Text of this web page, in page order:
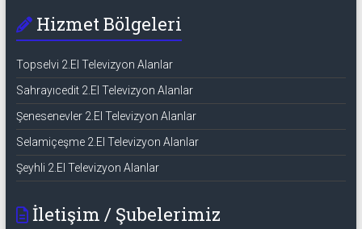
Hizmet Bölgeleri
Topselvi 2.El Televizyon Alanlar
Sahrayıcedit 2.El Televizyon Alanlar
Şenesenevler 2.El Televizyon Alanlar
Selamiçeşme 2.El Televizyon Alanlar
Şeyhli 2.El Televizyon Alanlar
İletişim / Şubelerimiz